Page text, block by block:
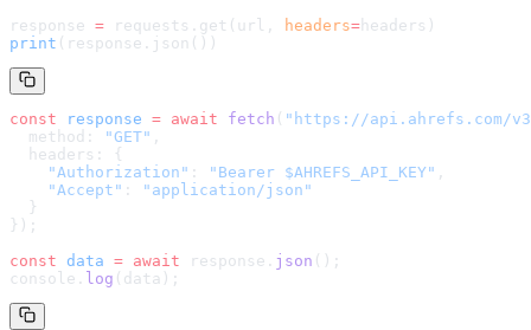
response = requests.get(url, headers= headers )
print (response.json())
const response = await fetch ( " https://api.ahrefs.com/
  method:
"GET" ,
  headers: {
    "Authorization"
: "Bearer $AHREFS_API_KEY" ,
    "Accept"
:
"application/json"
  }
});
const data = await response. json ();
console. log (data);